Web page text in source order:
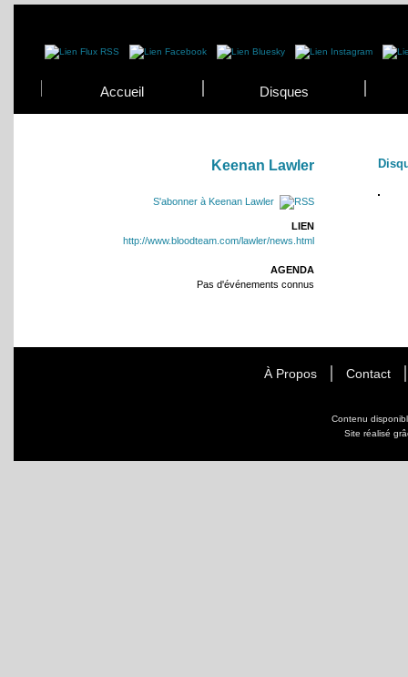
Accueil Disques
Keenan Lawler
S'abonner à Keenan Lawler
LIEN
http://www.bloodteam.com/lawler/news.html
AGENDA
Pas d'événements connus
À Propos Contact
Contenu
Site réalisé